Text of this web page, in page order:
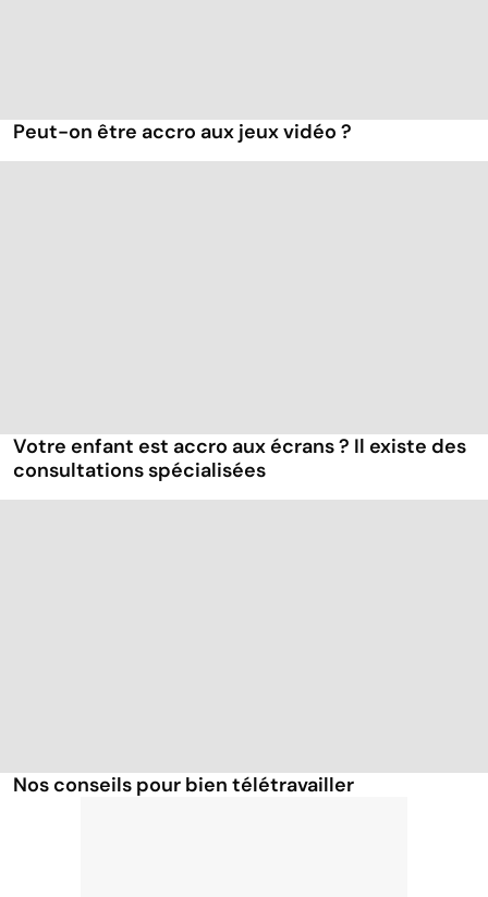
Peut-on être accro aux jeux vidéo ?
Votre enfant est accro aux écrans ? Il existe des
consultations spécialisées
Nos conseils pour bien télétravailler